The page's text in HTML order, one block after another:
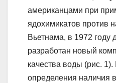
американцами при
ядохимикатов против
Вьетнама, в 1972 году
разработан новый
качества воды (рис. 1).
определения наличия